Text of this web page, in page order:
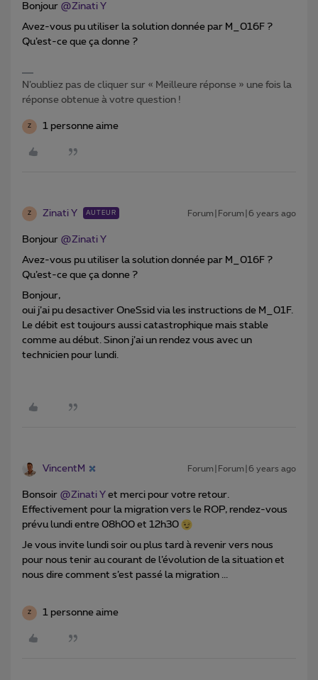
Bonjour @Zinati Y
Avez-vous pu utiliser la solution donnée par M_016F ?
Qu’est-ce que ça donne ?
N’oubliez pas de cliquer sur « Meilleure réponse » une fois la
réponse obtenue à votre question !
Z 1 personne aime
Z Zinati Y AUTEUR Forum|Forum|6 years ago
Bonjour @Zinati Y
Avez-vous pu utiliser la solution donnée par M_016F ?
Qu’est-ce que ça donne ?
Bonjour,
oui j’ai pu desactiver OneSsid via les instructions de M_01F.
Le débit est toujours aussi catastrophique mais stable
comme au début. Sinon j’ai un rendez vous avec un
technicien pour lundi.
VincentM Forum|Forum|6 years ago
Bonsoir @Zinati Y et merci pour votre retour.
Effectivement pour la migration vers le ROP, rendez-vous
prévu lundi entre 08h00 et 12h30
Je vous invite lundi soir ou plus tard à revenir vers nous
pour nous tenir au courant de l’évolution de la situation et
nous dire comment s’est passé la migration ...
Z 1 personne aime